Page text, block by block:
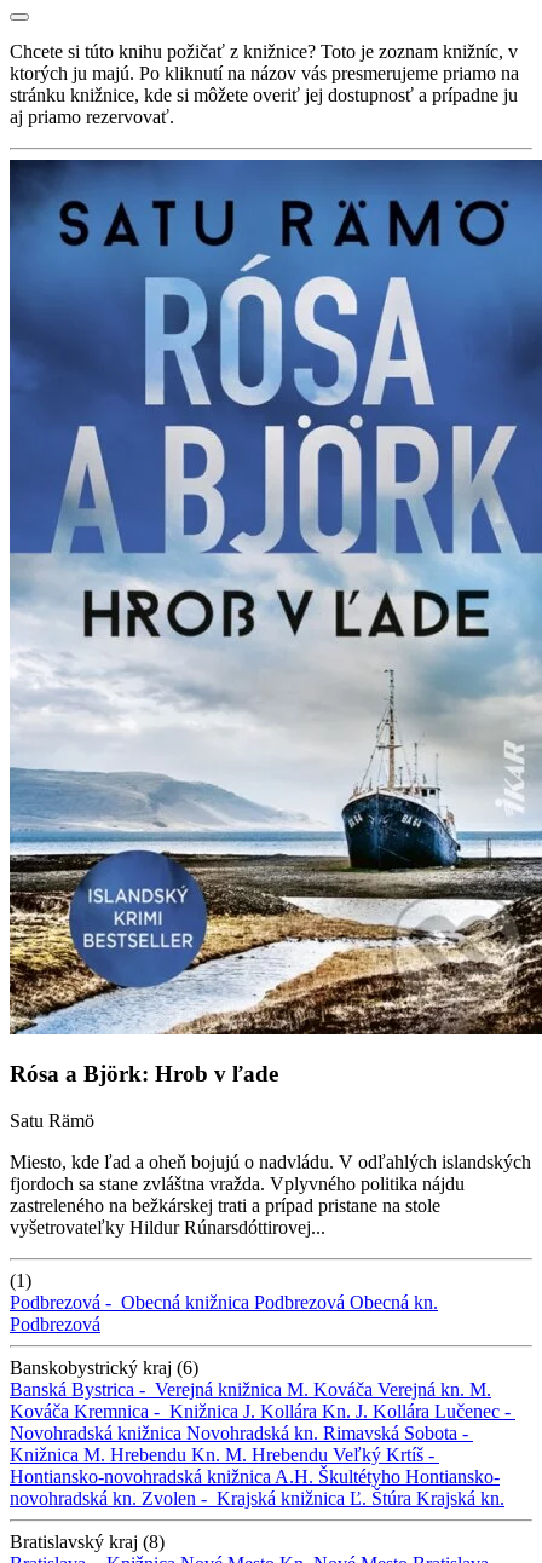
Chcete si túto knihu požičať z knižnice? Toto je zoznam knižníc, v
ktorých ju majú. Po kliknutí na názov vás presmerujeme priamo na
stránku knižnice, kde si môžete overiť jej dostupnosť a prípadne ju
aj priamo rezervovať.
Rósa a Björk: Hrob v ľade
Satu Rämö
Miesto, kde ľad a oheň bojujú o nadvládu. V odľahlých islandských
fjordoch sa stane zvláštna vražda. Vplyvného politika nájdu
zastreleného na bežkárskej trati a prípad pristane na stole
vyšetrovateľky Hildur Rúnarsdóttirovej...
(1)
Podbrezová - Obecná knižnica Podbrezová Obecná kn.
Podbrezová
Banskobystrický kraj (6)
Banská Bystrica - Verejná knižnica M. Kováča Verejná kn. M.
Kováča Kremnica - Knižnica J. Kollára Kn. J. Kollára Lučenec -
Novohradská knižnica Novohradská kn. Rimavská Sobota -
Knižnica M. Hrebendu Kn. M. Hrebendu Veľký Krtíš -
Hontiansko-novohradská knižnica A.H. Škultétyho Hontiansko-
novohradská kn. Zvolen - Krajská knižnica Ľ. Štúra Krajská kn.
Bratislavský kraj (8)